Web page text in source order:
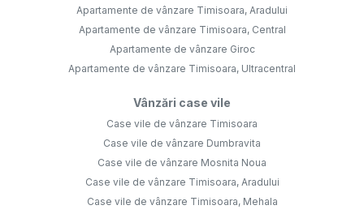
Apartamente de vânzare Timisoara, Aradului
Apartamente de vânzare Timisoara, Central
Apartamente de vânzare Giroc
Apartamente de vânzare Timisoara, Ultracentral
Vânzări case vile
Case vile de vânzare Timisoara
Case vile de vânzare Dumbravita
Case vile de vânzare Mosnita Noua
Case vile de vânzare Timisoara, Aradului
Case vile de vânzare Timisoara, Mehala